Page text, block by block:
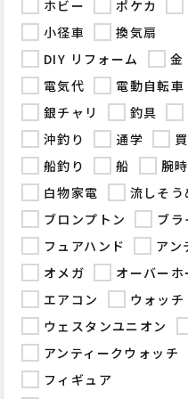
ホビー ポケカ
小径車
換気扇
DIY リフォーム
金
電気代
電動自転車
銀チャリ
釣具
沖釣り
通学
船釣り
船
腕
白物家電
流しそう
ブロンプトン
ブ
フュアハンド
アン
オメガ
オーバーホ
エアコン
ウォッチ
ウェスタンユニオン
アンティークウォッチ
フィギュア